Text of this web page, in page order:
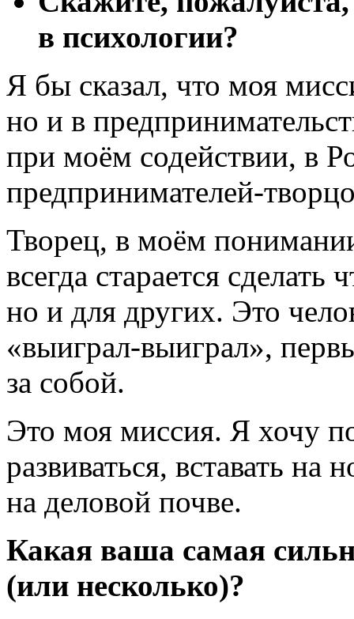
в психологии?
Я бы сказал, что моя
но и в
при моём содействии, в
предпринимателей-
Творец, в моём
всегда старается сделать
но и для других. Это
«выиграл-выиграл»,
за собой.
Это моя миссия. Я хочу
развиваться, вставать на
на деловой почве.
Какая ваша самая
(или несколько)?